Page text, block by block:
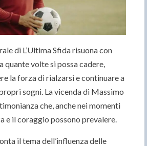
di L’Ultima Sfida risuona con
quante volte si possa cadere,
la forza di rialzarsi e continuare a
sogni. La vicenda di Massimo
che, anche nei momenti
e il coraggio possono prevalere.
il tema dell’influenza delle